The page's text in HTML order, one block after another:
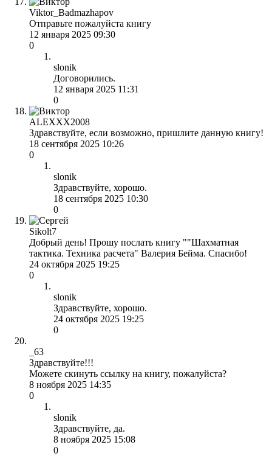
Viktor_Badmazhapov
Отправьте пожалуйста книгу
12 января 2025 09:30
0
slonik
Договорились.
12 января 2025 11:31
0
ALEXXX2008
Здравствуйте, если возможно, пришлите данную книгу!
18 сентября 2025 10:26
0
slonik
Здравствуйте, хорошо.
18 сентября 2025 10:30
0
Sikolt7
Добрый день! Прошу послать книгу ""Шахматная
тактика. Техника расчета" Валерия Бейма. Спасибо!
24 октября 2025 19:25
0
slonik
Здравствуйте, хорошо.
24 октября 2025 19:25
0
_63
Здравствуйте!!!
Можете скинуть ссылку на книгу, пожалуйста?
8 ноября 2025 14:35
0
slonik
Здравствуйте, да.
8 ноября 2025 15:08
0